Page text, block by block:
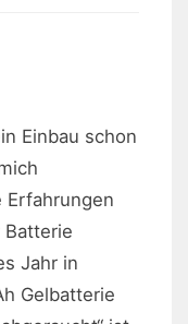
Einbau schon
Erfahrungen
Batterie
Jahr in
Gelbatterie